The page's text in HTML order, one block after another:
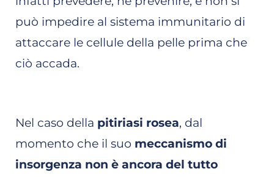
può impedire al sistema immunitario di
attaccare le cellule della pelle prima che
ciò accada.
Nel caso della pitiriasi rosea, dal
momento che il suo meccanismo di
insorgenza non è ancora del tutto